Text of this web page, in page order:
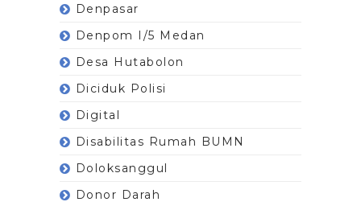
Denpasar
Denpom I/5 Medan
Desa Hutabolon
Diciduk Polisi
Digital
Disabilitas Rumah BUMN
Doloksanggul
Donor Darah